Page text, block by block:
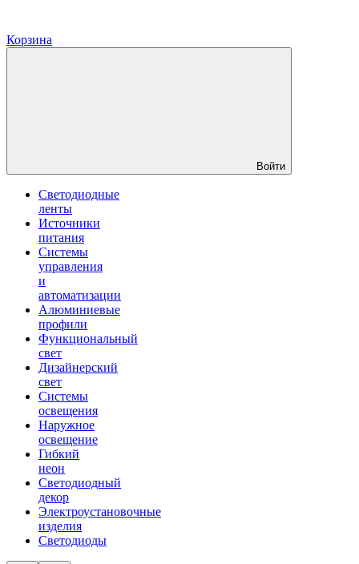
Корзина
Войти
Светодиодные
ленты
Источники
питания
Системы
управления
и
автоматизации
Алюминиевые
профили
Функциональный
свет
Дизайнерский
свет
Системы
освещения
Наружное
освещение
Гибкий
неон
Светодиодный
декор
Электроустановочные
изделия
Светодиоды